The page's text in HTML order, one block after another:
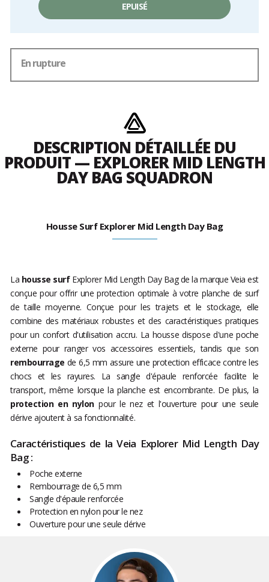
EPUISÉ
En rupture
DESCRIPTION DÉTAILLÉE DU
PRODUIT — EXPLORER MID LENGTH
DAY BAG SQUADRON
Housse Surf Explorer Mid Length Day Bag
La housse surf Explorer Mid Length Day Bag de la marque Veia est
conçue pour offrir une protection optimale à votre planche de surf
de taille moyenne. Conçue pour les trajets et le stockage, elle
combine des matériaux robustes et des caractéristiques pratiques
pour un confort d'utilisation accru. La housse dispose d'une poche
externe pour ranger vos accessoires essentiels, tandis que son
rembourrage de 6,5 mm assure une protection efficace contre les
chocs et les rayures. La sangle d'épaule renforcée facilite le
transport, même lorsque la planche est encombrante. De plus, la
protection en nylon pour le nez et l'ouverture pour une seule
dérive ajoutent à sa fonctionnalité.
Caractéristiques de la Veia Explorer Mid Length Day
Bag :
Poche externe
Rembourrage de 6,5 mm
Sangle d'épaule renforcée
Protection en nylon pour le nez
Ouverture pour une seule dérive